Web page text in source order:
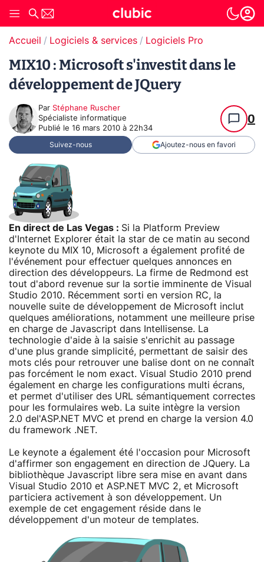
Accueil Logiciels & services Logiciels Pro
MIX10 : Microsoft s'investit dans le
développement de JQuery
Par Stéphane Ruscher
Spécialiste informatique
Publié le 16 mars 2010 à 22h34
0
Suivez-nous Ajoutez-nous en favori
En direct de Las Vegas : Si la Platform Preview
d'Internet Explorer était la star de ce matin au second
keynote du MIX 10, Microsoft a également profité de
l'événement pour effectuer quelques annonces en
direction des développeurs. La firme de Redmond est
tout d'abord revenue sur la sortie imminente de Visual
Studio 2010. Récemment sorti en version RC, la
nouvelle suite de développement de Microsoft inclut
quelques améliorations, notamment une meilleure prise
en charge de Javascript dans Intellisense. La
technologie d'aide à la saisie s'enrichit au passage
d'une plus grande simplicité, permettant de saisir des
mots clés pour retrouver une balise dont on ne connaît
pas forcément le nom exact. Visual Studio 2010 prend
également en charge les configurations multi écrans,
et permet d'utiliser des URL sémantiquement correctes
pour les formulaires web. La suite intègre la version
2.0 del'ASP.NET MVC et prend en charge la version 4.0
du framework .NET.
Le keynote a également été l'occasion pour Microsoft
d'affirmer son engagement en direction de JQuery. La
bibliothèque Javascript libre sera mise en avant dans
Visual Studio 2010 et ASP.NET MVC 2, et Microsoft
particiera activement à son développement. Un
exemple de cet engagement réside dans le
développement d'un moteur de templates.